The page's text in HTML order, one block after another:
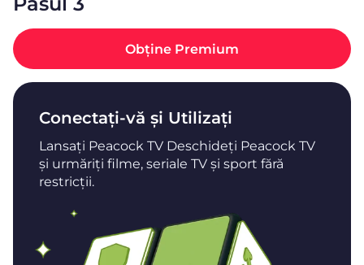
Obține Premium
Conectați-vă și Utilizați
Lansați Peacock TV Deschideți Peacock TV
și urmăriți filme, seriale TV și sport fără
restricții.